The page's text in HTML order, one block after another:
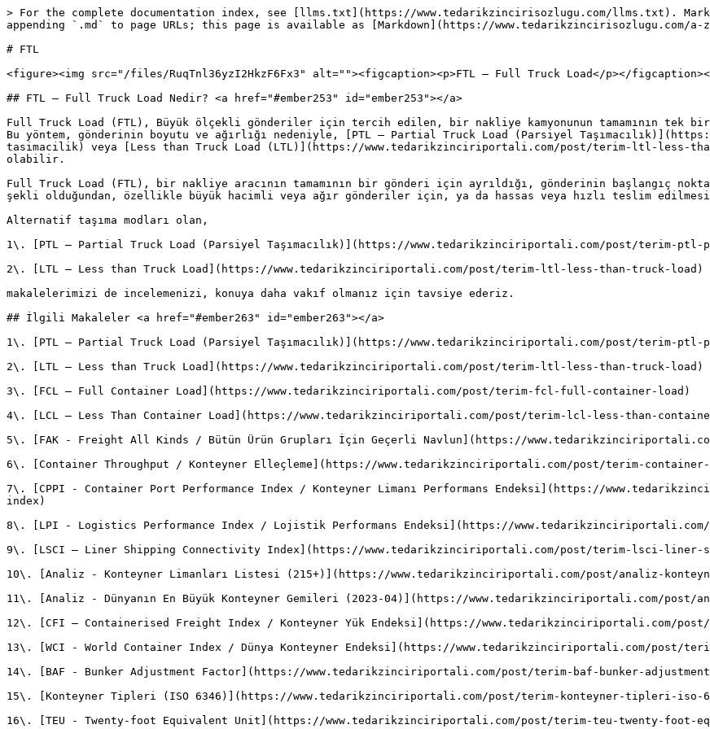
> For the complete documentation index, see [llms.txt](https://www.tedarikzincirisozlugu.com/llms.txt).
appending `.md` to page URLs; this page is available as [Markdown](https://www.tedarikzincirisozlugu.com/
# FTL
<figure><img src="/files/RuqTnl36yzI2HkzF6Fx3" alt=""><figcaption><p>FTL – Full Truck Load</p></
## FTL – Full Truck Load Nedir? <a href="#ember253" id="ember253"></a>
Full Truck Load (FTL), Büyük ölçekli gönderiler için tercih edilen, bir nakliye kamyonunun tamamının tek
Bu yöntem, gönderinin boyutu ve ağırlığı nedeniyle, [PTL – Partial Truck Load (Parsiyel
tasimacilik) veya [Less than Truck Load (LTL)](https://www.tedarikzinciriportali.com/post/terim-ltl-less-
olabilir.
Full Truck Load (FTL), bir nakliye aracının tamamının bir gönderi için ayrıldığı, gönderinin başlangıç
şekli olduğundan, özellikle büyük hacimli veya ağır gönderiler için, ya da hassas veya hızlı teslim
Alternatif taşıma modları olan,
1\. [PTL – Partial Truck Load (Parsiyel Taşımacılık)](https://www.tedarikzinciriportali.com/post/terim-
2\. [LTL – Less than Truck Load](https://www.tedarikzinciriportali.com/post/terim-ltl-less-than-truck-load)
makalelerimizi de incelemenizi, konuya daha vakıf olmanız için tavsiye ederiz.
## İlgili Makaleler <a href="#ember263" id="ember263"></a>
1\. [PTL – Partial Truck Load (Parsiyel Taşımacılık)](https://www.tedarikzinciriportali.com/post/terim-
2\. [LTL – Less than Truck Load](https://www.tedarikzinciriportali.com/post/terim-ltl-less-than-truck-load)
3\. [FCL – Full Container Load](https://www.tedarikzinciriportali.com/post/terim-fcl-full-container-load)
4\. [LCL – Less Than Container Load](https://www.tedarikzinciriportali.com/post/terim-lcl-less-than-
5\. [FAK - Freight All Kinds / Bütün Ürün Grupları İçin Geçerli Navlun](https://
6\. [Container Throughput / Konteyner Elleçleme](https://www.tedarikzinciriportali.com/post/terim-container-
7\. [CPPI - Container Port Performance Index / Konteyner Limanı Performans Endeksi](https://
index)
8\. [LPI - Logistics Performance Index / Lojistik Performans Endeksi](https://
9\. [LSCI – Liner Shipping Connectivity Index](https://www.tedarikzinciriportali.com/post/terim-lsci-liner-
10\. [Analiz - Konteyner Limanları Listesi (215+)](https://www.tedarikzinciriportali.com/post/analiz-
11\. [Analiz - Dünyanın En Büyük Konteyner Gemileri (2023-04)](https://www.tedarikzinciriportali.com/post/
12\. [CFI – Containerised Freight Index / Konteyner Yük Endeksi](https://www.tedarikzinciriportali.com/
13\. [WCI - World Container Index / Dünya Konteyner Endeksi](https://www.tedarikzinciriportali.com/post/
14\. [BAF - Bunker Adjustment Factor](https://www.tedarikzinciriportali.com/post/terim-baf-bunker-
15\. [Konteyner Tipleri (ISO 6346)](https://www.tedarikzinciriportali.com/post/terim-konteyner-tipleri-iso-
16\. [TEU - Twenty-foot Equivalent Unit](https://www.tedarikzinciriportali.com/post/terim-teu-twenty-foot-